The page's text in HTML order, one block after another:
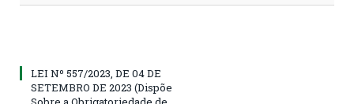
LEI Nº 557/2023, DE 04 DE
SETEMBRO DE 2023 (Dispõe